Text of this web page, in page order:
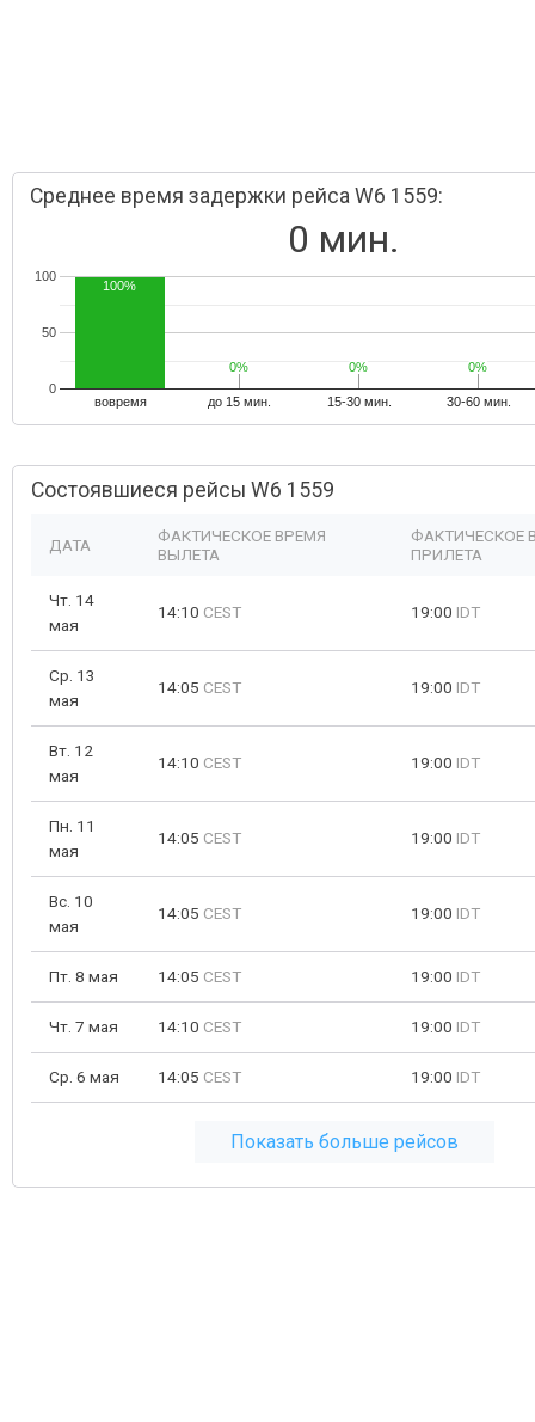
Среднее время задержки рейса W6 1559:
0 мин.
вовремя до 15 мин. 15-30 мин. 30-60 мин.
0
50
100
100%
0%
0% 0%
0% 0%
0%
Состоявшиеся рейсы W6 1559
ДАТА
ФАКТИЧЕСКОЕ ВРЕМЯ
ВЫЛЕТА
ФАКТИЧЕСКОЕ
ПРИЛЕТА
Чт. 14
мая
14:10 CEST 19:00 IDT
Ср. 13
мая
14:05 CEST 19:00 IDT
Вт. 12
мая
14:10 CEST 19:00 IDT
Пн. 11
мая
14:05 CEST 19:00 IDT
Вс. 10
мая
14:05 CEST 19:00 IDT
Пт. 8 мая 14:05 CEST 19:00 IDT
Чт. 7 мая 14:10 CEST 19:00 IDT
Ср. 6 мая 14:05 CEST 19:00 IDT
Показать больше рейсов